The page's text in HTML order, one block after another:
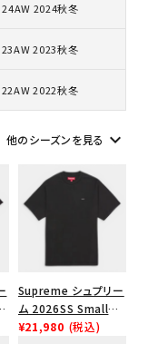
円
する
24AW 2024秋冬
23AW 2023秋冬
22AW 2022秋冬
他のシーズンを見る keyboard_arrow_down
Supreme シュプリー
ム 2026SS Small
Box Tee スモールボ
¥21,980 (税込)